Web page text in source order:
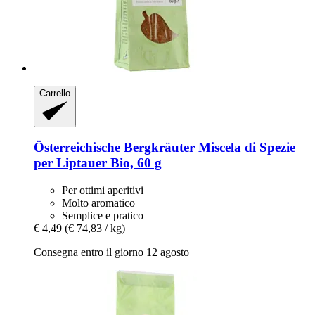
Carrello
Österreichische Bergkräuter Miscela di Spezie
per Liptauer Bio, 60 g
Per ottimi aperitivi
Molto aromatico
Semplice e pratico
€ 4,49 (€ 74,83 / kg)
Consegna entro il giorno 12 agosto